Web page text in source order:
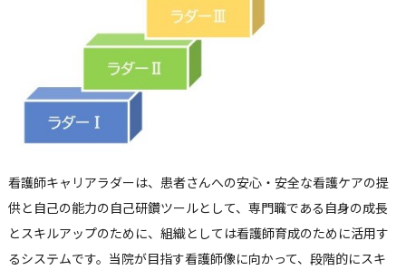
看護師キャリアラダーは、患者さんへの安心・安全な看護ケアの提
供と自己の能力の自己研鑽ツールとして、専門職である自身の成長
とスキルアップのために、組織としては看護師育成のために活用す
るシステムです。当院が目指す看護師像に向かって、段階的にスキ